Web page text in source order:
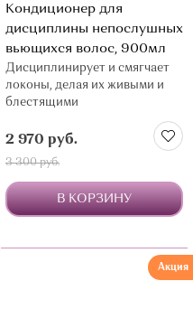
Кондиционер для
дисциплины непослушных
вьющихся волос, 900мл
Дисциплинирует и смягчает
локоны, делая их живыми и
блестящими
2 970 руб.
3 300 руб.
В КОРЗИНУ
Акция